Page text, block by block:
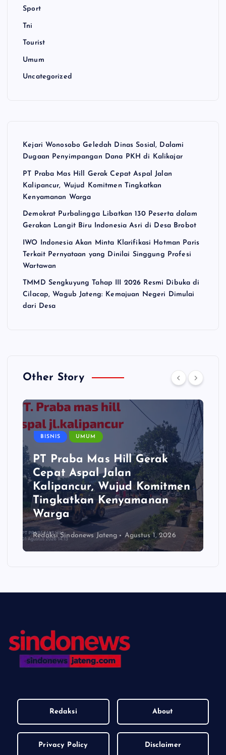
Sport
Tni
Tourist
Umum
Uncategorized
Kejari Wonosobo Geledah Dinas Sosial, Dalami
Dugaan Penyimpangan Dana PKH di Kalikajar
PT Praba Mas Hill Gerak Cepat Aspal Jalan
Kalipancur, Wujud Komitmen Tingkatkan
Kenyamanan Warga
Demokrat Purbalingga Libatkan 130 Peserta dalam
Gerakan Langit Biru Indonesia Asri di Desa Brobot
IWO Indonesia Akan Minta Klarifikasi Hotman Paris
Terkait Pernyataan yang Dinilai Singgung Profesi
Wartawan
TMMD Sengkuyung Tahap III 2026 Resmi Dibuka di
Cilacap, Wagub Jateng: Kemajuan Negeri Dimulai
dari Desa
Other Story
BISNIS UMUM
PT Praba Mas Hill Gerak
Cepat Aspal Jalan
Kalipancur, Wujud Komitmen
Tingkatkan Kenyamanan
Warga
Redaksi Sindonews Jateng Agustus 1, 2026
Redaksi About
Privacy Policy Disclaimer